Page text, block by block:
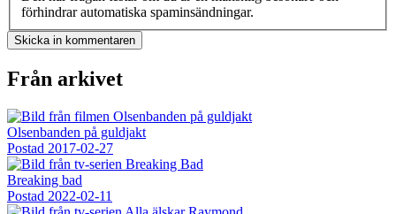
förhindrar automatiska spaminsändningar.
Från arkivet
Olsenbanden på guldjakt
Postad 2017-02-27
Breaking bad
Postad 2022-02-11